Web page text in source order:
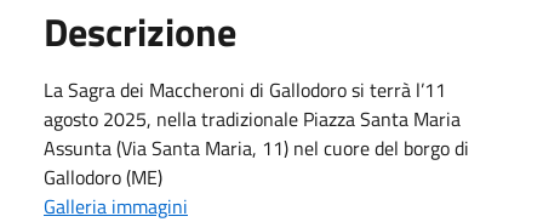
Descrizione
La Sagra dei Maccheroni di Gallodoro si terrà l’11
agosto 2025, nella tradizionale Piazza Santa Maria
Assunta (Via Santa Maria, 11) nel cuore del borgo di
Gallodoro (ME)
Galleria immagini